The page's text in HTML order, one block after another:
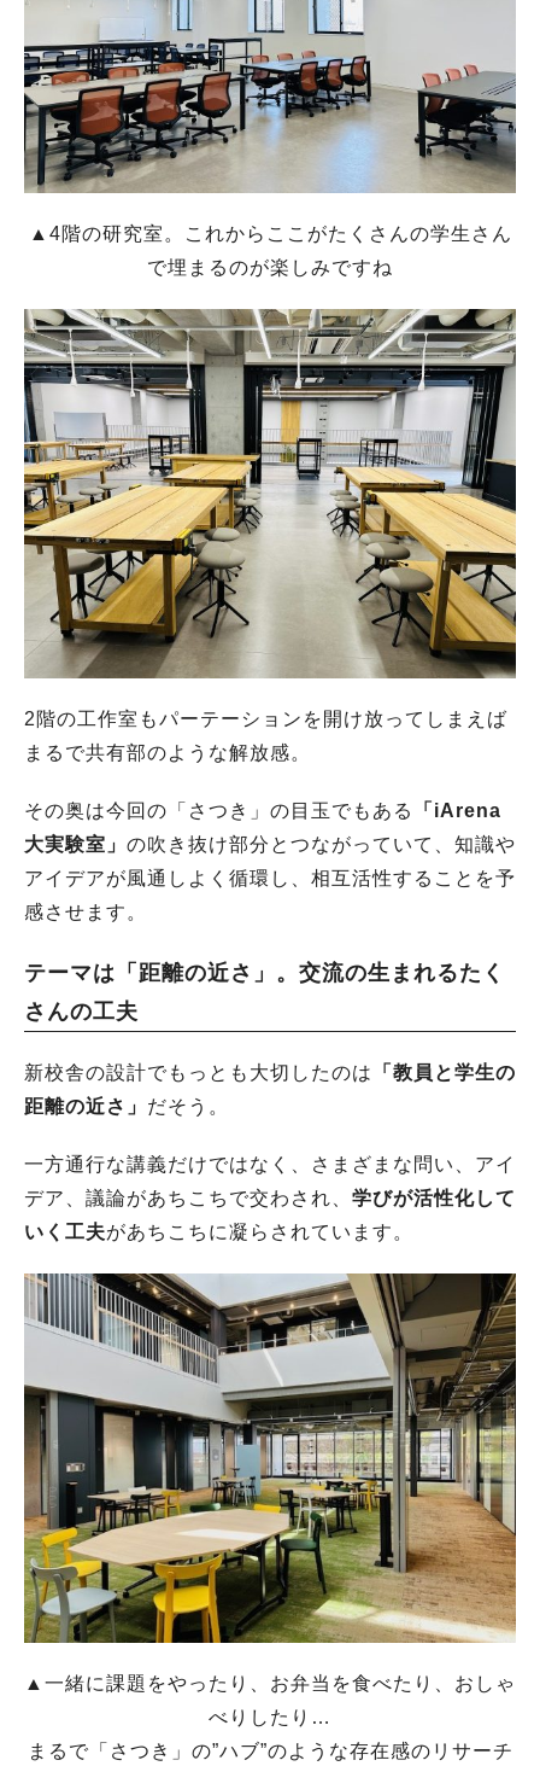
▲4階の研究室。これからここがたくさんの学生さん
で埋まるのが楽しみですね
2階の工作室もパーテーションを開け放ってしまえば
まるで共有部のような解放感。
その奥は今回の「さつき」の目玉でもある
「iArena
大実験室」 の吹き抜け部分とつながっていて、知識や
アイデアが風通しよく循環し、相互活性することを予
感させます。
テーマは「距離の近さ」。交流の生まれるたく
さんの工夫
新校舎の設計でもっとも大切したのは
「教員と学生の
距離の近さ」 だそう。
一方通行な講義だけではなく、さまざまな問い、アイ
デア、議論があちこちで交わされ、 学びが活性化して
いく工夫があちこちに凝らされています。
▲一緒に課題をやったり、お弁当を食べたり、おしゃ
べりしたり…
まるで「さつき」の”ハブ”のような存在感のリサーチ